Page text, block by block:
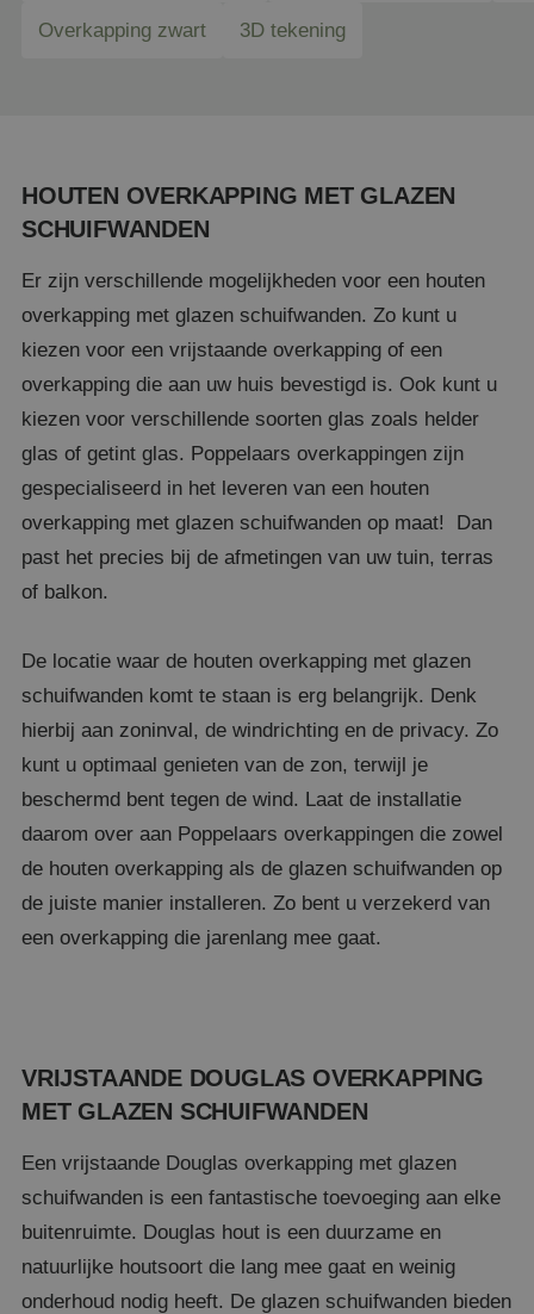
Overkapping zwart 3D tekening
HOUTEN OVERKAPPING MET GLAZEN
SCHUIFWANDEN
Er zijn verschillende mogelijkheden voor een houten
overkapping met glazen schuifwanden. Zo kunt u
kiezen voor een vrijstaande overkapping of een
overkapping die aan uw huis bevestigd is. Ook kunt u
kiezen voor verschillende soorten glas zoals helder
glas of getint glas. Poppelaars overkappingen zijn
gespecialiseerd in het leveren van een houten
overkapping met glazen schuifwanden op maat! Dan
past het precies bij de afmetingen van uw tuin, terras
of balkon.
De locatie waar de houten overkapping met glazen
schuifwanden komt te staan is erg belangrijk. Denk
hierbij aan zoninval, de windrichting en de privacy. Zo
kunt u optimaal genieten van de zon, terwijl je
beschermd bent tegen de wind. Laat de installatie
daarom over aan Poppelaars overkappingen die zowel
de houten overkapping als de glazen schuifwanden op
de juiste manier installeren. Zo bent u verzekerd van
een overkapping die jarenlang mee gaat.
VRIJSTAANDE DOUGLAS OVERKAPPING
MET GLAZEN SCHUIFWANDEN
Een vrijstaande Douglas overkapping met glazen
schuifwanden is een fantastische toevoeging aan elke
buitenruimte. Douglas hout is een duurzame en
natuurlijke houtsoort die lang mee gaat en weinig
onderhoud nodig heeft. De glazen schuifwanden bieden